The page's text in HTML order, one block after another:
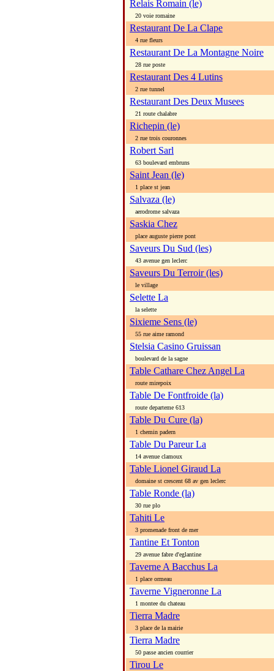
Relais Romain (le)
20 voie romaine
Restaurant De La Clape
4 rue fleurs
Restaurant De La Montagne Noire
28 rue poste
Restaurant Des 4 Lutins
2 rue tunnel
Restaurant Des Deux Musees
21 route chalabre
Richepin (le)
2 rue trois couronnes
Robert Sarl
63 boulevard embruns
Saint Jean (le)
1 place st jean
Salvaza (le)
aerodrome salvaza
Saskia Chez
place auguste pierre pont
Saveurs Du Sud (les)
43 avenue gen leclerc
Saveurs Du Terroir (les)
le village
Selette La
la selette
Sixieme Sens (le)
55 rue aime ramond
Stelsia Casino Gruissan
boulevard de la sagne
Table Cathare Chez Angel La
route mirepoix
Table De Fontfroide (la)
route departeme 613
Table Du Cure (la)
1 chemin padern
Table Du Pareur La
14 avenue clamoux
Table Lionel Giraud La
domaine st crescent 68 av gen leclerc
Table Ronde (la)
30 rue plo
Tahiti Le
3 promenade front de mer
Tantine Et Tonton
29 avenue fabre d'eglantine
Taverne A Bacchus La
1 place ormeau
Taverne Vigneronne La
1 montee du chateau
Tierra Madre
3 place de la mairie
Tierra Madre
50 passe ancien courrier
Tirou Le